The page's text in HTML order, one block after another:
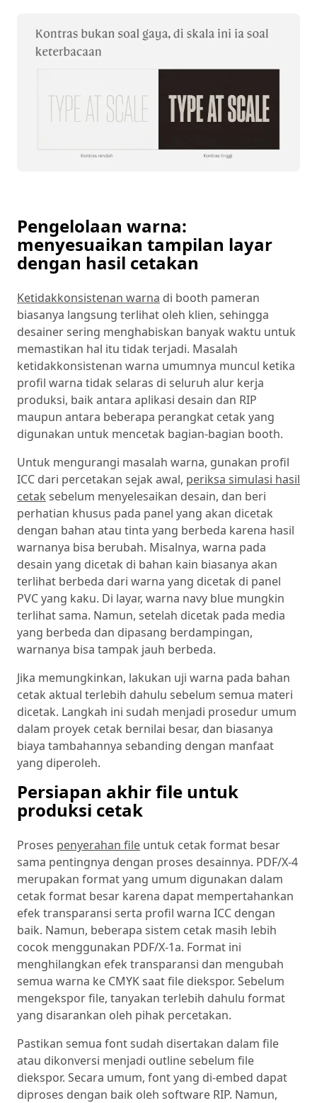
Pengelolaan warna:
menyesuaikan tampilan layar
dengan hasil cetakan
Ketidakkonsistenan warna di booth pameran
biasanya langsung terlihat oleh klien, sehingga
desainer sering menghabiskan banyak waktu untuk
memastikan hal itu tidak terjadi. Masalah
ketidakkonsistenan warna umumnya muncul ketika
profil warna tidak selaras di seluruh alur kerja
produksi, baik antara aplikasi desain dan RIP
maupun antara beberapa perangkat cetak yang
digunakan untuk mencetak bagian-bagian booth.
Untuk mengurangi masalah warna, gunakan profil
ICC dari percetakan sejak awal, periksa simulasi hasil
cetak sebelum menyelesaikan desain, dan beri
perhatian khusus pada panel yang akan dicetak
dengan bahan atau tinta yang berbeda karena hasil
warnanya bisa berubah. Misalnya, warna pada
desain yang dicetak di bahan kain biasanya akan
terlihat berbeda dari warna yang dicetak di panel
PVC yang kaku. Di layar, warna navy blue mungkin
terlihat sama. Namun, setelah dicetak pada media
yang berbeda dan dipasang berdampingan,
warnanya bisa tampak jauh berbeda.
Jika memungkinkan, lakukan uji warna pada bahan
cetak aktual terlebih dahulu sebelum semua materi
dicetak. Langkah ini sudah menjadi prosedur umum
dalam proyek cetak bernilai besar, dan biasanya
biaya tambahannya sebanding dengan manfaat
yang diperoleh.
Persiapan akhir file untuk
produksi cetak
Proses penyerahan file untuk cetak format besar
sama pentingnya dengan proses desainnya. PDF/X-4
merupakan format yang umum digunakan dalam
cetak format besar karena dapat mempertahankan
efek transparansi serta profil warna ICC dengan
baik. Namun, beberapa sistem cetak masih lebih
cocok menggunakan PDF/X-1a. Format ini
menghilangkan efek transparansi dan mengubah
semua warna ke CMYK saat file diekspor. Sebelum
mengekspor file, tanyakan terlebih dahulu format
yang disarankan oleh pihak percetakan.
Pastikan semua font sudah disertakan dalam file
atau dikonversi menjadi outline sebelum file
diekspor. Secara umum, font yang di-embed dapat
diproses dengan baik oleh software RIP. Namun,